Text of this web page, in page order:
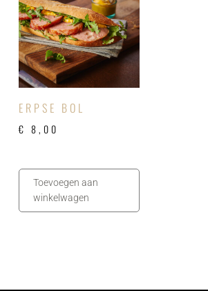
ERPSE BOL
€ 8,00
Toevoegen aan
winkelwagen